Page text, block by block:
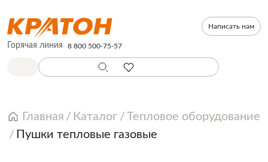
Написать нам
Горячая линия 8 800 500-75-57
Главная Каталог
Тепловое оборудование
Пушки тепловые газовые